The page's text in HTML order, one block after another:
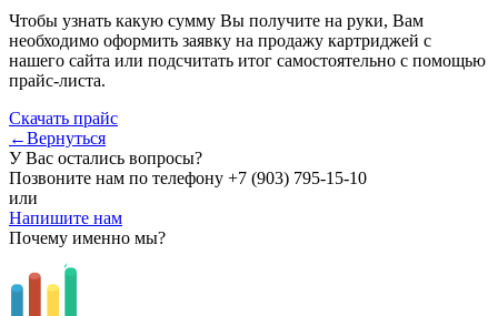
Чтобы узнать какую сумму Вы получите на руки, Вам
необходимо оформить заявку на продажу картриджей с
нашего сайта или подсчитать итог самостоятельно с помощью
прайс-листа.
Скачать прайс
←Вернуться
У Вас остались вопросы?
Позвоните нам по телефону +7 (903) 795-15-10
или
Напишите нам
Почему именно мы?